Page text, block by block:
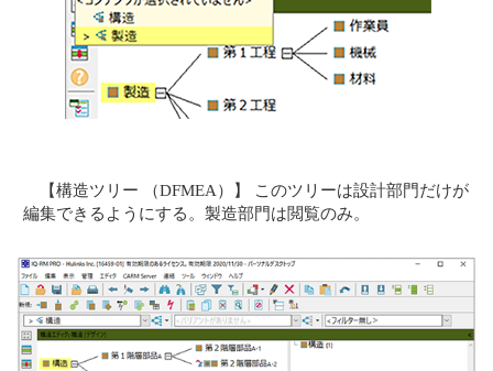
【構造ツリー （DFMEA）】 このツリーは設計部門だけが
編集できるようにする。製造部門は閲覧のみ。